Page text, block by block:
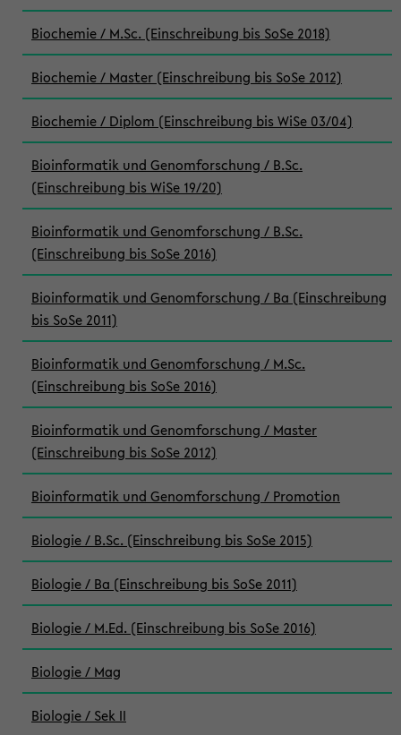
Biochemie / M.Sc. (Einschreibung bis SoSe 2018)
Biochemie / Master (Einschreibung bis SoSe 2012)
Biochemie / Diplom (Einschreibung bis WiSe 03/04)
Bioinformatik und Genomforschung / B.Sc.
(Einschreibung bis WiSe 19/20)
Bioinformatik und Genomforschung / B.Sc.
(Einschreibung bis SoSe 2016)
Bioinformatik und Genomforschung / Ba (Einschreibung
bis SoSe 2011)
Bioinformatik und Genomforschung / M.Sc.
(Einschreibung bis SoSe 2016)
Bioinformatik und Genomforschung / Master
(Einschreibung bis SoSe 2012)
Bioinformatik und Genomforschung / Promotion
Biologie / B.Sc. (Einschreibung bis SoSe 2015)
Biologie / Ba (Einschreibung bis SoSe 2011)
Biologie / M.Ed. (Einschreibung bis SoSe 2016)
Biologie / Mag
Biologie / Sek II